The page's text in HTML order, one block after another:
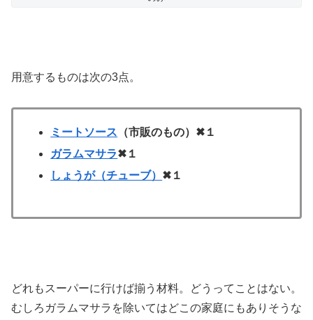
用意するものは次の3点。
ミートソース （市販のもの）✖１
ガラムマサラ✖１
しょうが（チューブ） ✖１
どれもスーパーに行けば揃う材料。どうってことはない。
むしろガラムマサラを除いてはどこの家庭にもありそうな